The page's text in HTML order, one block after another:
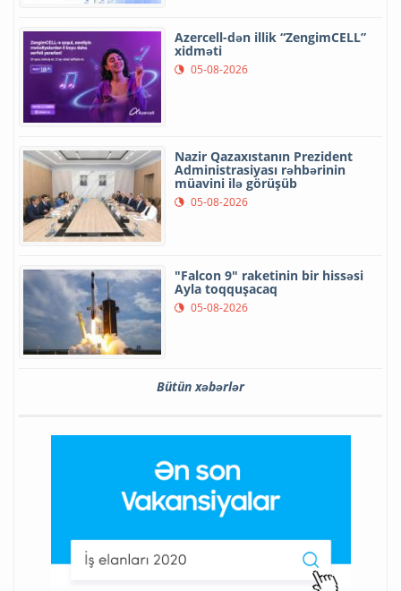
Azercell-dən illik “ZengimCELL”
xidməti
05-08-2026
Nazir Qazaxıstanın Prezident
Administrasiyası rəhbərinin
müavini ilə görüşüb
05-08-2026
"Falcon 9" raketinin bir hissəsi
Ayla toqquşacaq
05-08-2026
Bütün xəbərlər